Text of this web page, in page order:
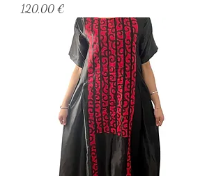
Prix
120,00 €